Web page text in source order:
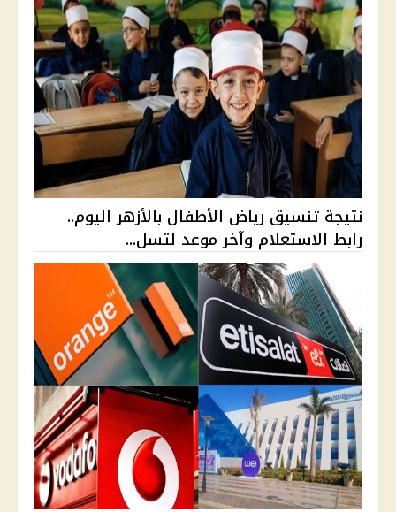
نتيجة تنسيق رياض الأطفال بالأزهر اليوم..
رابط الاستعلام وآخر موعد لتسل...